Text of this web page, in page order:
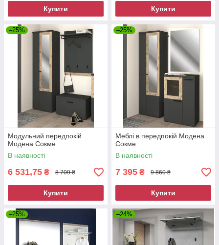
Купити Купити
–25%
Модульний передпокій
Модена Сокме
В наявності
6 531,75 ₴ 8 709 ₴
Купити
–25%
Меблі в передпокій Модена
Сокме
В наявності
7 395 ₴ 9 860 ₴
Купити
–25% –24%